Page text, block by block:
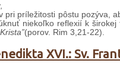
pri príležitosti pôstu pozýva,
niekoľko reflexií k
Krista”(porov. Rim 3,21-22).
XVI.: Sv.